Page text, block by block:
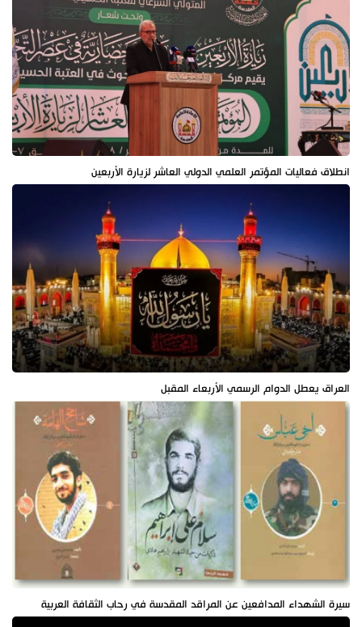
انطلاق فعاليات المؤتمر العلمي الدولي العاشر لزيارة الأربعين
العراق يعطل الدوام الرسمي الأربعاء المقبل
سيرة الشهداء المدافعين عن المراقد المقدسة في رحاب الثقافة العربية